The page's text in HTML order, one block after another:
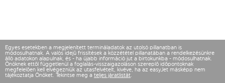
Egyes esetekben a megjelenített termináladatok az utolsó pillanatban is
módosulhatnak. A valós idejű frissítések a közzététel pillanatában a rendelkezésünkre
álló adatokon alapulnak, és - ha újabb információ jut a birtokunkba - módosulhatnak.
Önöknek ettől függetlenül a foglalás-visszaigazoláson szereplő időpontoknak
megfelelően kell elvégezniük az utasfelvételt, kivéve, ha az easyJet másképp nem
tájékoztatja Önöket. Tekintse meg a teljes járatlistát.